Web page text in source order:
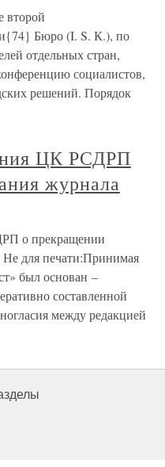
второй
Бюро (I. S. К.), по
отдельных стран,
социалистов,
решений. Порядок
ЦК РСДРП
журнала
о прекращении
для печати:Принимая
был основан –
составленной
между редакцией